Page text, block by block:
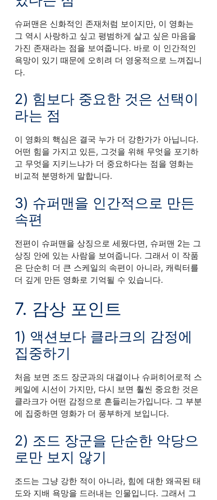
슈퍼맨은 신화적인 존재처럼 보이지만, 이 영화는
그 역시 사랑하고 싶고 평범하게 살고 싶은 마음을
가진 존재라는 점을 보여줍니다. 바로 이 인간적인
욕망이 있기 때문에 오히려 더 영웅적으로 느껴집니
다.
2) 힘보다 중요한 것은 선택이
라는 점
이 영화의 핵심은 결국 누가 더 강한가가 아닙니다.
어떤 힘을 가지고 있든, 그것을 위해 무엇을 포기하
고 무엇을 지키느냐가 더 중요하다는 점을 영화는
비교적 분명하게 말합니다.
3) 슈퍼맨을 인간적으로 만든
속편
전편이 슈퍼맨을 상징으로 세웠다면, 슈퍼맨 2는 그
상징 안에 있는 사람을 보여줍니다. 그래서 이 작품
은 단순히 더 큰 스케일의 속편이 아니라, 캐릭터를
더 깊게 만든 영화로 기억될 수 있습니다.
7. 감상 포인트
1) 액션보다 클라크의 감정에
집중하기
처음 보면 조드 장군과의 대결이나 슈퍼히어로적 스
케일에 시선이 가지만, 다시 보면 훨씬 중요한 것은
클라크가 어떤 감정으로 흔들리는가입니다. 그 부분
에 집중하면 영화가 더 풍부하게 보입니다.
2) 조드 장군을 단순한 악당으
로만 보지 않기
조드는 그냥 강한 적이 아니라, 힘에 대한 왜곡된 태
도와 지배 욕망을 드러내는 인물입니다. 그래서 그